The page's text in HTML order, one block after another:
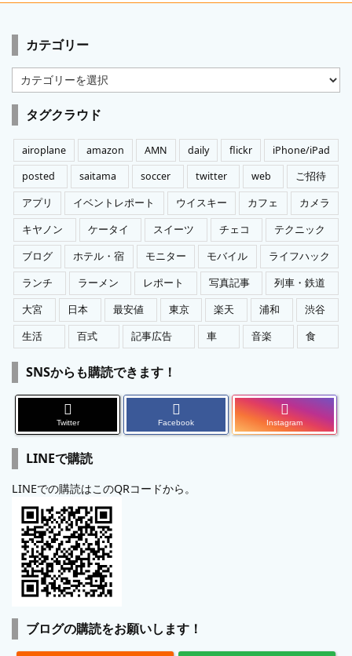
カテゴリー
テ
ゴ
ー
タグクラウド
airoplane amazon AMN daily flickr
iPhone/iPad
posted
saitama soccer twitter web
ご招待
アプリ
イベントレポート ウイスキー カフェ
カメラ
キヤノン
ケータイ スイーツ チェコ
テクニック
ブログ
ホテル・宿 モニター モバイル
ライフハック
ランチ
ラーメン レポート 写真記事
列車・鉄道
大宮
日本 最安値 東京 楽天 浦和
渋谷
生活
百式 記事広告 車 音楽 食
SNSからも購読できます！
Twitter Facebook Instagram
LINEで購読
LINEでの購読はこのQRコードから。
ブログの購読をお願いします！